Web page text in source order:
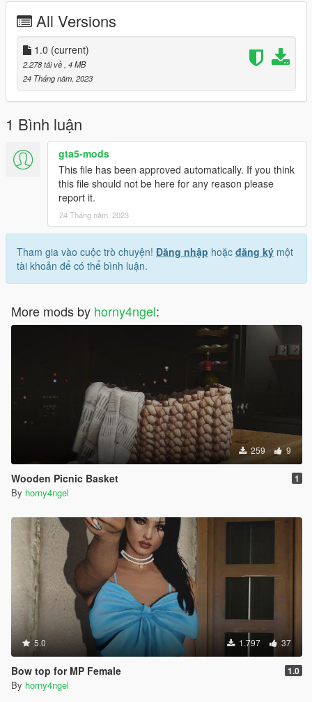
All Versions
1.0 (current)
2.278 tải về , 4 MB
24 Tháng năm, 2023
1 Bình luận
gta5-mods
This file has been approved automatically. If you think
this file should not be here for any reason please
report it.
24 Tháng năm, 2023
Tham gia vào cuộc trò chuyện! Đăng nhập hoặc đăng ký một
tài khoản để có thể bình luận.
More mods by horny4ngel:
259 9
Wooden Picnic Basket 1
By horny4ngel
5.0 1.797 37
Bow top for MP Female 1.0
By horny4ngel